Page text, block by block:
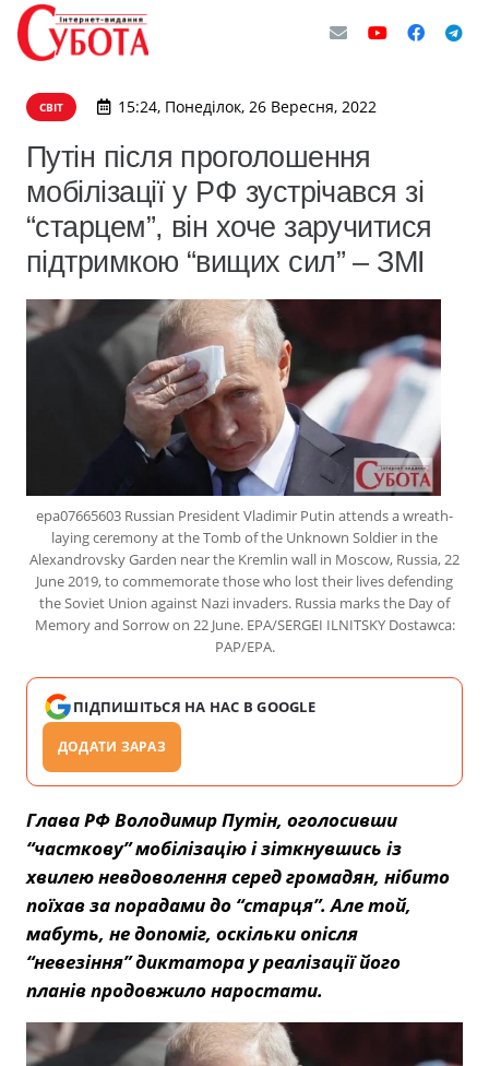
СВІТ 15:24, Понеділок, 26 Вересня, 2022
Путін після проголошення
мобілізації у РФ зустрічався зі
“старцем”, він хоче заручитися
підтримкою “вищих сил” – ЗМІ
epa07665603 Russian President Vladimir Putin attends a wreath-
laying ceremony at the Tomb of the Unknown Soldier in the
Alexandrovsky Garden near the Kremlin wall in Moscow, Russia, 22
June 2019, to commemorate those who lost their lives defending
the Soviet Union against Nazi invaders. Russia marks the Day of
Memory and Sorrow on 22 June. EPA/SERGEI ILNITSKY Dostawca:
PAP/EPA.
ПІДПИШІТЬСЯ НА НАС В GOOGLE
ДОДАТИ ЗАРАЗ
Глава РФ Володимир Путін, оголосивши
“часткову” мобілізацію і зіткнувшись із
хвилею невдоволення серед громадян, нібито
поїхав за порадами до “старця”. Але той,
мабуть, не допоміг, оскільки опісля
“невезіння” диктатора у реалізації його
планів продовжило наростати.